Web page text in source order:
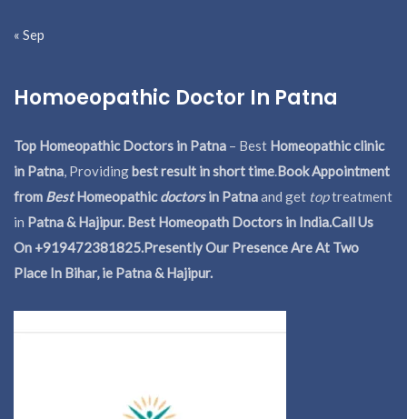
« Sep
Homoeopathic Doctor In Patna
Top Homeopathic Doctors in Patna – Best Homeopathic clinic
in Patna, Providingbest result in short time.Book Appointment
from BestHomeopathicdoctorsin Patnaand get toptreatment
in Patna & Hajipur. Best Homeopath Doctors in India.Call Us
On +919472381825.Presently Our Presence Are At Two
Place In Bihar, ie Patna & Hajipur.